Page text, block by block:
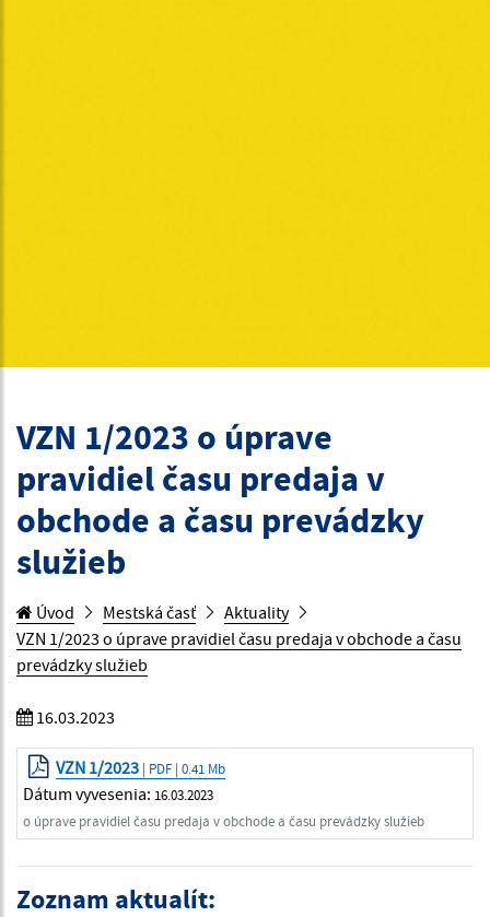
VZN 1/2023 o úprave
pravidiel času predaja v
obchode a času prevádzky
služieb
Úvod Mestská časť
Aktuality
VZN 1/2023 o úprave pravidiel času predaja v obchode a času
prevádzky služieb
16.03.2023
VZN 1/2023 | PDF | 0.41 Mb
Dátum vyvesenia: 16.03.2023
o úprave pravidiel času predaja v obchode a času prevádzky služieb
Zoznam aktualít: